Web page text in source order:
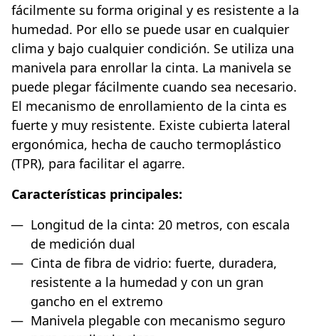
fácilmente su forma original y es resistente a la
humedad. Por ello se puede usar en cualquier
clima y bajo cualquier condición. Se utiliza una
manivela para enrollar la cinta. La manivela se
puede plegar fácilmente cuando sea necesario.
El mecanismo de enrollamiento de la cinta es
fuerte y muy resistente. Existe cubierta lateral
ergonómica, hecha de caucho termoplástico
(TPR), para facilitar el agarre.
Características principales:
Longitud de la cinta: 20 metros, con escala
de medición dual
Cinta de fibra de vidrio: fuerte, duradera,
resistente a la humedad y con un gran
gancho en el extremo
Manivela plegable con mecanismo seguro